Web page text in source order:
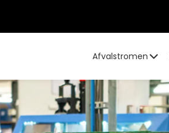
Afvalstromen